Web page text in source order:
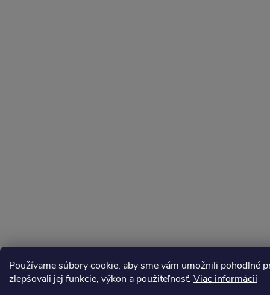
Používame súbory cookie, aby sme vám umožnili pohodlné
zlepšovali jej funkcie, výkon a použiteľnosť. Viac informácií